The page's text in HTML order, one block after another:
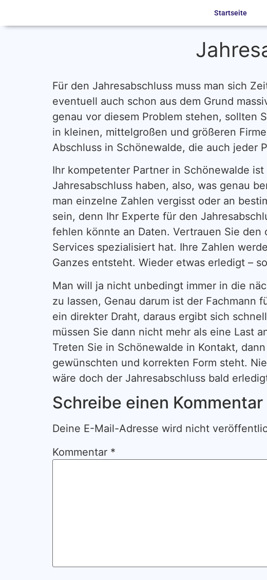
Startseite
Für den Jahresabschluss muss man sich
eventuell auch schon aus dem Grund
genau vor diesem Problem stehen, sollten
in kleinen, mittelgroßen und größeren
Abschluss in Schönewalde, die auch jeder
Ihr kompetenter Partner in Schönewalde
Jahresabschluss haben, also, was genau
man einzelne Zahlen vergisst oder an
sein, denn Ihr Experte für den
fehlen könnte an Daten. Vertrauen Sie
Services spezialisiert hat. Ihre Zahlen
Ganzes entsteht. Wieder etwas erledigt –
Man will ja nicht unbedingt immer in die
zu lassen, Genau darum ist der Fachmann
ein direkter Draht, daraus ergibt sich
müssen Sie dann nicht mehr als eine Last
Treten Sie in Schönewalde in Kontakt,
gewünschten und korrekten Form steht.
wäre doch der Jahresabschluss bald
Schreibe einen Kommentar
Deine E-Mail-Adresse wird nicht
Kommentar *